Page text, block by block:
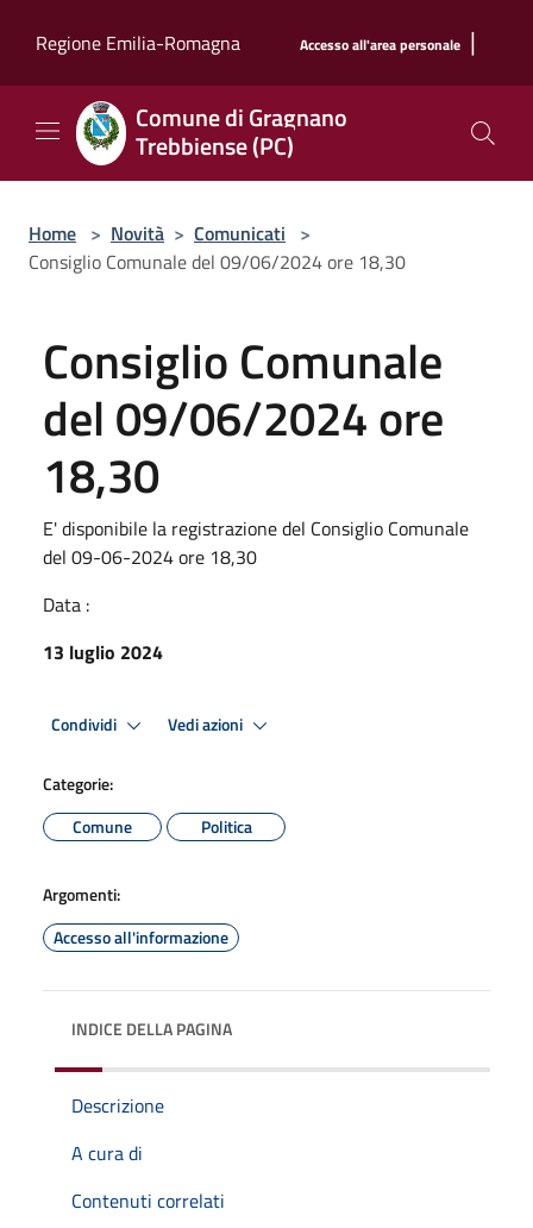
Regione Emilia-Romagna
Accesso all'area personale |
Comune di Gragnano
Trebbiense (PC)
Home > Novità > Comunicati >
Consiglio Comunale del 09/06/2024 ore 18,30
Consiglio Comunale
del 09/06/2024 ore
18,30
E' disponibile la registrazione del Consiglio Comunale
del 09-06-2024 ore 18,30
Data :
13 luglio 2024
Condividi Vedi azioni
Categorie:
Comune
Politica
Argomenti:
Accesso all'informazione
INDICE DELLA PAGINA
Descrizione
A cura di
Contenuti correlati